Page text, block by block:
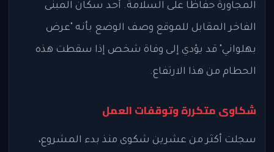
المجاورة حفاظًا على السلامة. أحد سكان المبنى
الفاخر المقابل للموقع وصف الوضع بأنه "عرض
بهلواني" قد يؤدي إلى وفاة شخص إذا سقطت هذه
الحطام من هذا الارتفاع.
شكاوى متكررة وتوقفات العمل
سجلت أكثر من عشرين شكوى منذ بدء المشروع،